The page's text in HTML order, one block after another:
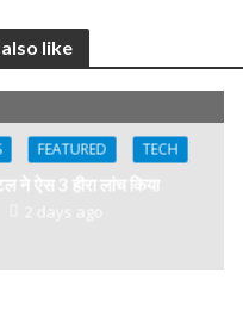
like
FEATURED TECH
ने ऐस 3 हीरा लांच किया